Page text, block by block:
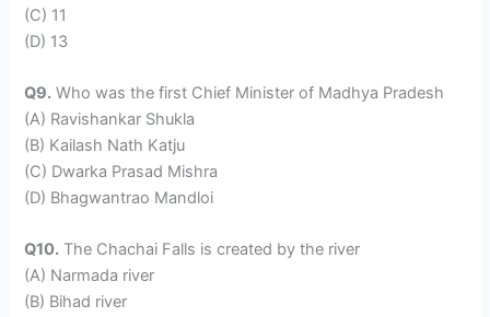
(C) 11
(D) 13
Q9. Who was the first Chief Minister of Madhya Pradesh
(A) Ravishankar Shukla
(B) Kailash Nath Katju
(C) Dwarka Prasad Mishra
(D) Bhagwantrao Mandloi
Q10. The Chachai Falls is created by the river
(A) Narmada river
(B) Bihad river